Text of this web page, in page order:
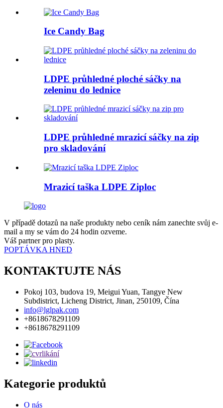
Ice Candy Bag
LDPE průhledné ploché sáčky na
zeleninu do lednice
LDPE průhledné mrazicí sáčky na zip
pro skladování
Mrazicí taška LDPE Ziploc
V případě dotazů na naše produkty nebo ceník nám zanechte svůj e-
mail a my se vám do 24 hodin ozveme.
Váš partner pro plasty.
POPTÁVKA HNED
KONTAKTUJTE NÁS
Pokoj 103, budova 19, Meigui Yuan, Tangye New
Subdistrict, Licheng District, Jinan, 250109, Čína
info@lglpak.com
+8618678291109
+8618678291109
Kategorie produktů
O nás